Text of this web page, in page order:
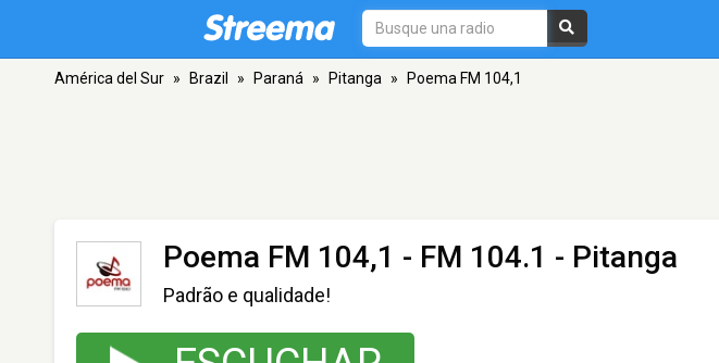
América del Sur » Brazil » Paraná » Pitanga » Poema FM 104,1
Poema FM 104,1 - FM 104.1 - Pitanga
Padrão e qualidade!